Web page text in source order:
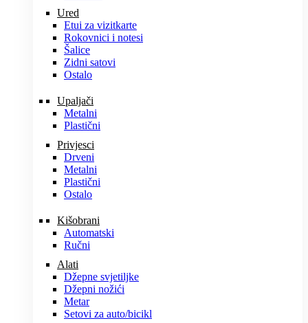
Ured
Etui za vizitkarte
Rokovnici i notesi
Šalice
Zidni satovi
Ostalo
Upaljači
Metalni
Plastični
Privjesci
Drveni
Metalni
Plastični
Ostalo
Kišobrani
Automatski
Ručni
Alati
Džepne svjetiljke
Džepni nožići
Metar
Setovi za auto/bicikl